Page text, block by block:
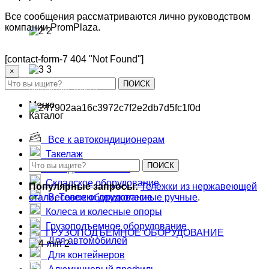
Промышленные и поворотные колеса для тележек
Аппаратные колеса
ПОИСК
Популярные запросы: Тележки из нержавеющей
стали,Тележки двухколесные ручные.
ГРУЗОПОДЪЕМНОЕ ОБОРУДОВАНИЕ
Тали
Все сообщения рассматриваются лично руководством
компании PromPlaza.
[contact-form-7 404 "Not Found"]
×
ПОИСК
Меню
Каталог
Все к автокондиционерам
Такелаж
Складская техника
Складское оборудование
Весовое оборудование
Колеса и колесные опоры
Грузоподъемное оборудование
Для автомобилей
Для контейнеров